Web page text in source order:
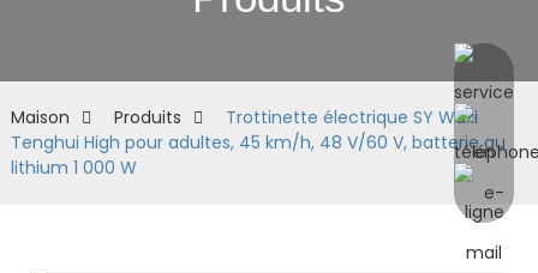
Maison Produits
Trottinette électrique SY Wuxi
Tenghui High pour adultes, 45 km/h, 48 V/60 V, batterie au
lithium 1 000 W